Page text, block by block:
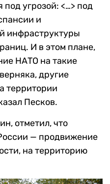
под угрозой: <…> под
и
инфраструктуры
И в этом плане,
НАТО на такие
другие
территории
Песков.
отметил, что
— продвижение
на территорию